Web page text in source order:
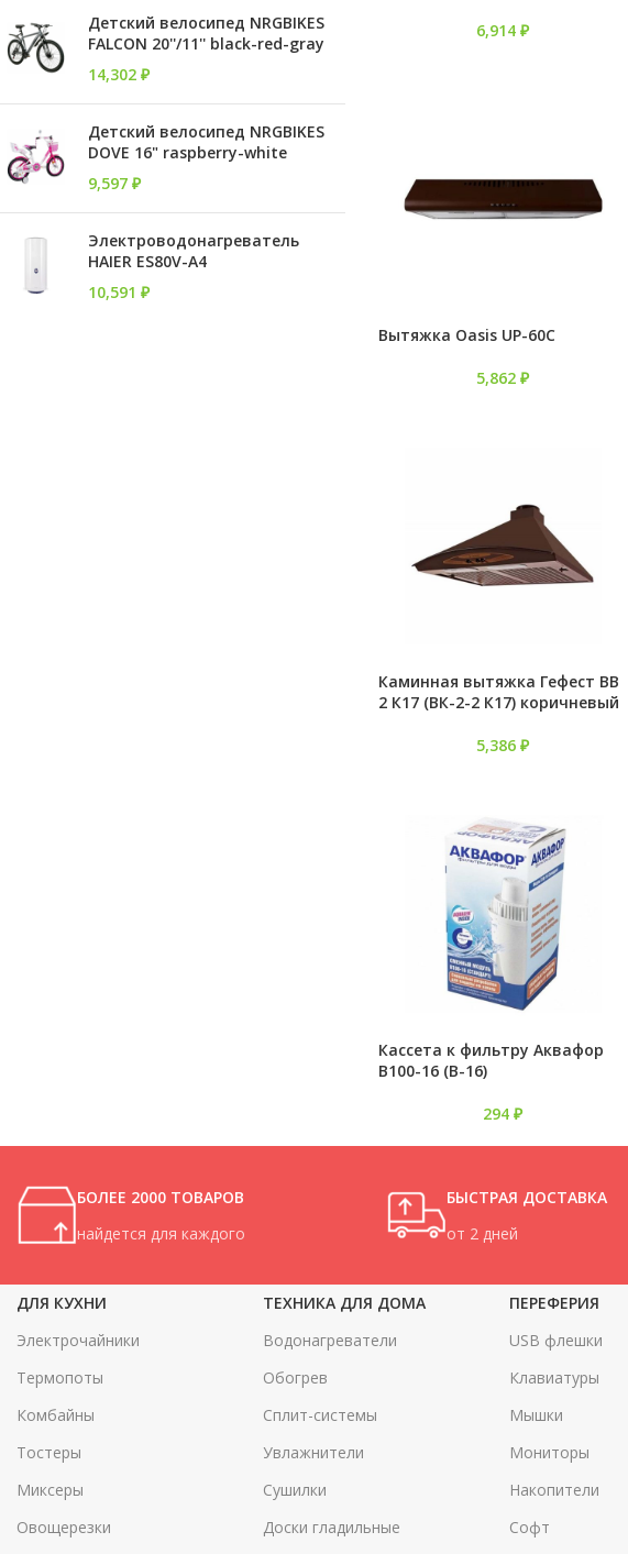
Детский велосипед NRGBIKES
FALCON 20''/11'' black-red-gray
14,302 ₽
Детский велосипед NRGBIKES
DOVE 16" raspberry-white
9,597 ₽
Электроводонагреватель
HAIER ES80V-A4
10,591 ₽
6,914₽
Вытяжка Oasis UP-60C
5,862₽
Каминная вытяжка Гефест ВВ
2 К17 (ВК-2-2 К17) коричневый
5,386₽
Кассета к фильтру Аквафор
В100-16 (В-16)
294₽
БОЛЕЕ 2000 ТОВАРОВ
найдется для каждого
БЫСТРАЯ ДОСТАВКА
от 2 дней
ДЛЯ КУХНИ
Электрочайники
Термопоты
Комбайны
Тостеры
Миксеры
Овощерезки
ТЕХНИКА ДЛЯ ДОМА
Водонагреватели
Обогрев
Сплит-системы
Увлажнители
Сушилки
Доски гладильные
ПЕРЕФЕРИЯ
USB флешки
Клавиатуры
Мышки
Мониторы
Накопители
Софт